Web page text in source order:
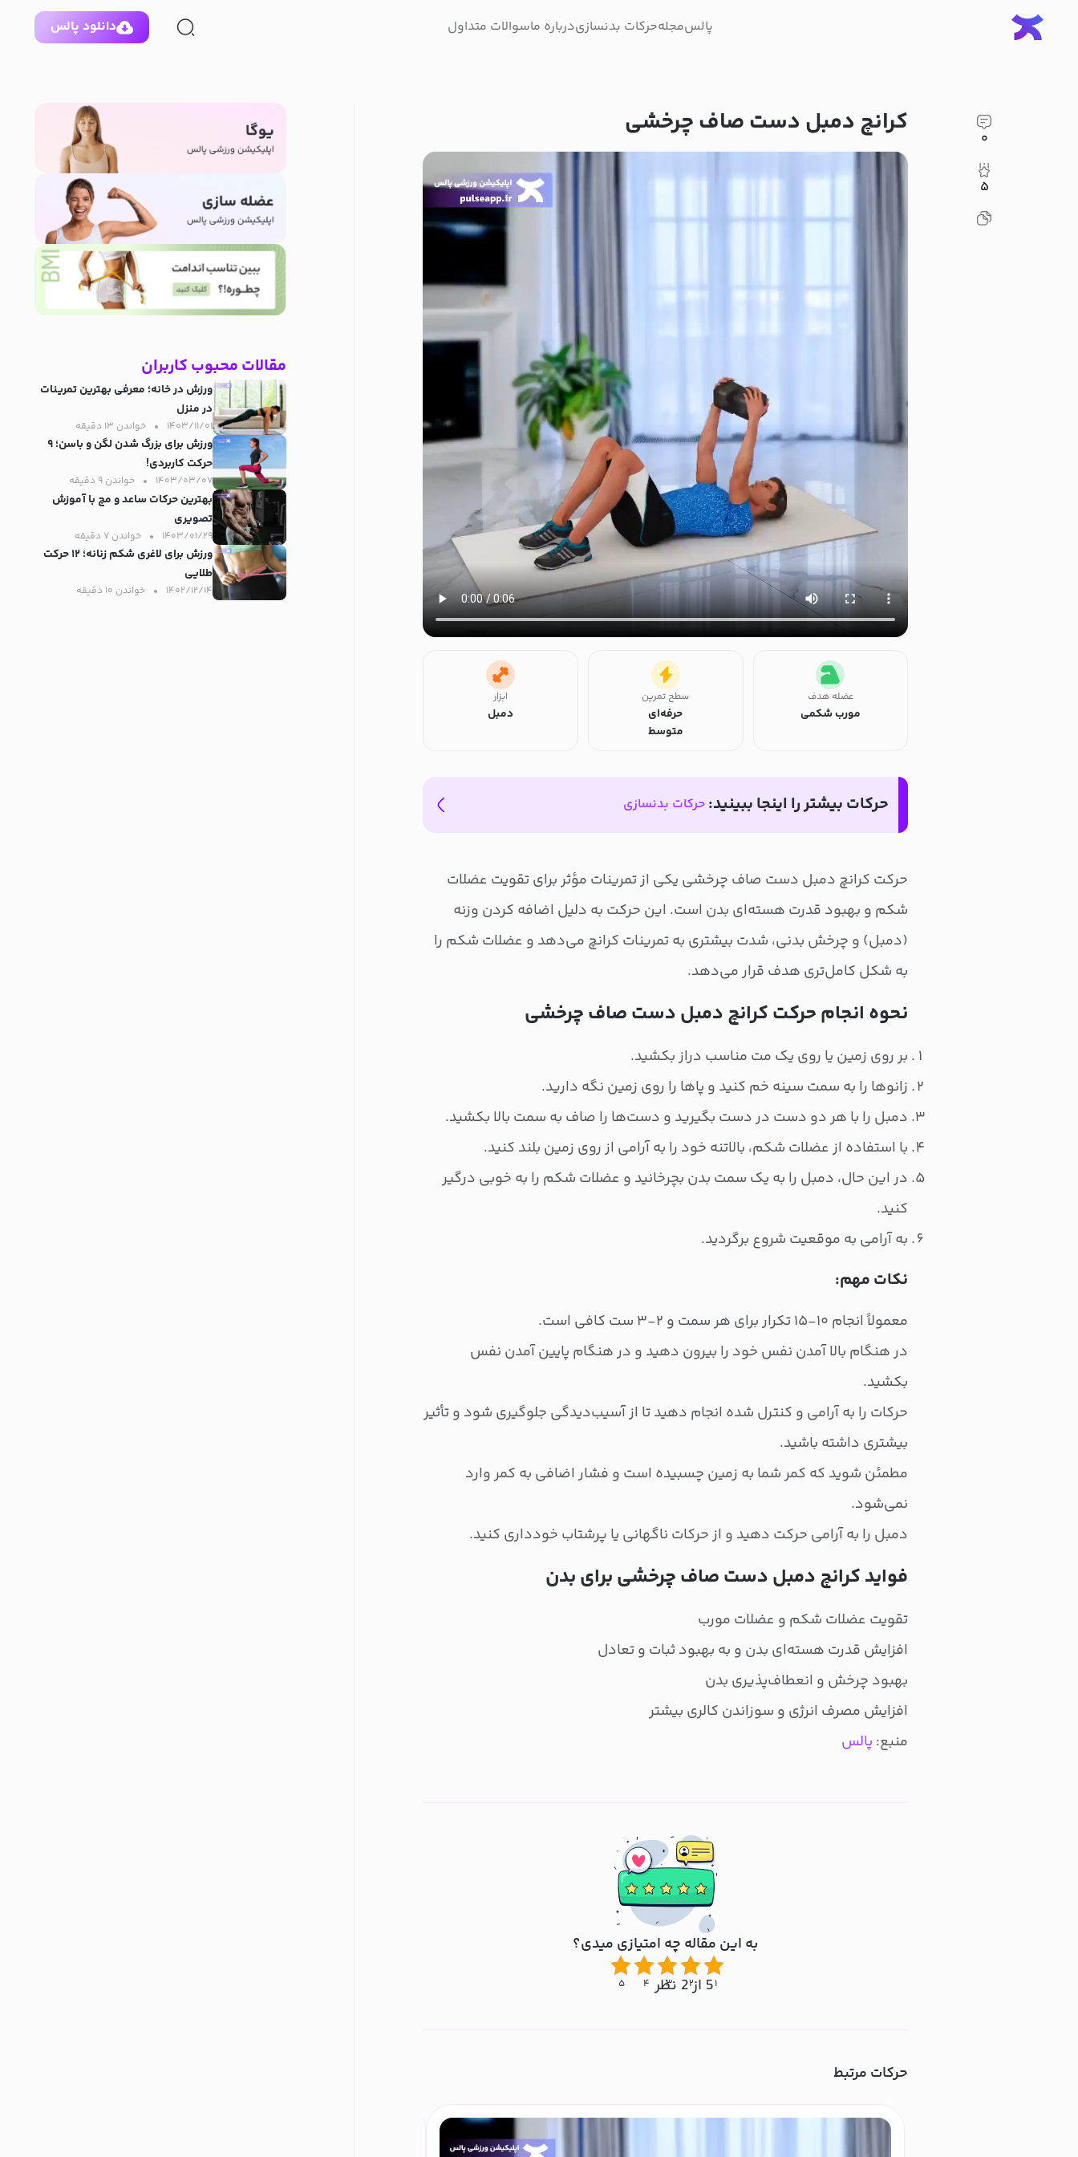
پالسمجلهحرکات بدنسازیدرباره ماسوالات متداول دانلود پالس
۰
۵
کرانچ دمبل دست صاف چرخشی
عضله هدف
مورب شکمی
سطح تمرین
حرفه‌ای
متوسط
ابزار
دمبل
حرکات بیشتر را اینجا ببینید: حرکات بدنسازی
حرکت کرانچ دمبل دست صاف چرخشی یکی از تمرینات مؤثر برای تقویت عضلات
شکم و بهبود قدرت هسته‌ای بدن است. این حرکت به دلیل اضافه کردن وزنه
(دمبل) و چرخش بدنی، شدت بیشتری به تمرینات کرانچ می‌دهد و عضلات شکم را
به شکل کامل‌تری هدف قرار می‌دهد.
نحوه انجام حرکت کرانچ دمبل دست صاف چرخشی
بر روی زمین یا روی یک مت مناسب دراز بکشید.
زانوها را به سمت سینه خم کنید و پاها را روی زمین نگه دارید.
دمبل‌ را با هر دو دست در دست بگیرید و دست‌ها را صاف به سمت بالا بکشید.
با استفاده از عضلات شکم، بالاتنه خود را به آرامی از روی زمین بلند کنید.
در این حال، دمبل‌ را به یک سمت بدن بچرخانید و عضلات شکم را به خوبی درگیر
کنید.
به آرامی به موقعیت شروع برگردید.
نکات مهم:
معمولاً انجام ۱۰-۱۵ تکرار برای هر سمت و ۲-۳ ست کافی است.
در هنگام بالا آمدن نفس خود را بیرون دهید و در هنگام پایین آمدن نفس
بکشید.
حرکات را به آرامی و کنترل شده انجام دهید تا از آسیب‌دیدگی جلوگیری شود و تأثیر
بیشتری داشته باشید.
مطمئن شوید که کمر شما به زمین چسبیده است و فشار اضافی به کمر وارد
نمی‌شود.
دمبل را به آرامی حرکت دهید و از حرکات ناگهانی یا پرشتاب خودداری کنید.
فواید کرانچ دمبل دست صاف چرخشی برای بدن
تقویت عضلات شکم و عضلات مورب
افزایش قدرت هسته‌ای بدن و به بهبود ثبات و تعادل
بهبود چرخش و انعطاف‌پذیری بدن
افزایش مصرف انرژی و سوزاندن کالری بیشتر
منبع: پالس
به این مقاله چه امتیازی میدی؟
5 از 2 نظر۱ ۲ ۳ ۴ ۵
حرکات مرتبط
مقالات محبوب کاربران
ورزش در خانه؛ معرفی بهترین تمرینات
در منزل
۱۴۰۳/۱۱/۰۱ خواندن ۱۳ دقیقه‌
ورزش برای بزرگ شدن لگن و باسن؛ ۹
حرکت کاربردی!
۱۴۰۳/۰۳/۰۷ خواندن ۹ دقیقه‌
بهترین حرکات ساعد و مچ با آموزش
تصویری
۱۴۰۳/۰۱/۲۹ خواندن ۷ دقیقه‌
ورزش برای لاغری شکم زنانه؛ ۱۲ حرکت
طلایی
۱۴۰۲/۱۲/۱۴ خواندن ۱۰ دقیقه‌